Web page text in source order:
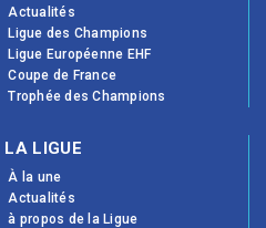
Actualités
Ligue des Champions
Ligue Européenne EHF
Coupe de France
Trophée des Champions
LA LIGUE
À la une
Actualités
à propos de la Ligue